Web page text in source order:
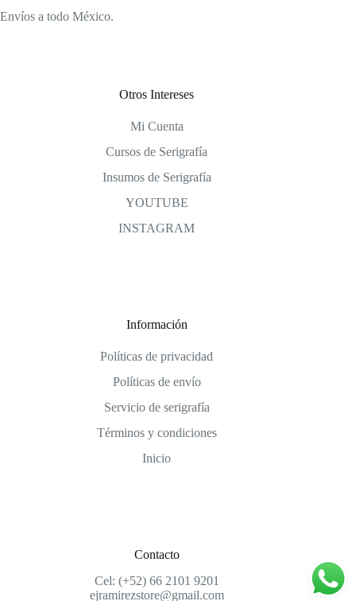
Envíos a todo México.
Otros Intereses
Mi Cuenta
Cursos de Serigrafía
Insumos de Serigrafía
YOUTUBE
INSTAGRAM
Información
Políticas de privacidad
Políticas de envío
Servicio de serigrafía
Términos y condiciones
Inicio
Contacto
Cel: (+52) 66 2101 9201
ejramirezstore@gmail.com